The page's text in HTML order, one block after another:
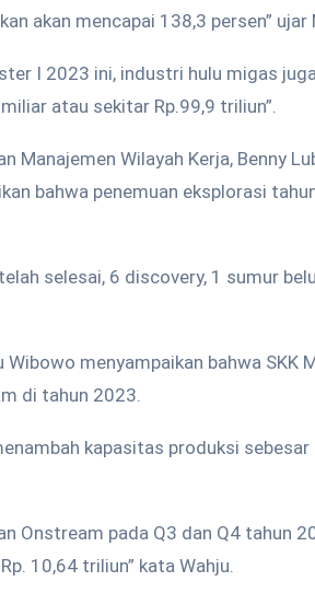
akan mencapai 138,3 persen” ujar
I 2023 ini, industri hulu migas
atau sekitar Rp.99,9 triliun”.
Manajemen Wilayah Kerja, Benny
bahwa penemuan eksplorasi
selesai, 6 discovery, 1 sumur
Wibowo menyampaikan bahwa SKK
di tahun 2023.
kapasitas produksi
Onstream pada Q3 dan Q4 tahun
10,64 triliun” kata Wahju.